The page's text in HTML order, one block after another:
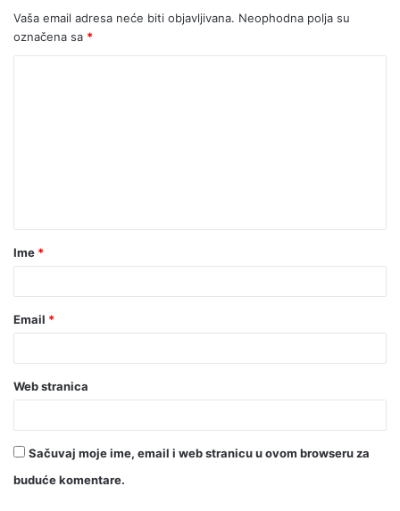
Vaša email adresa neće biti objavljivana. Neophodna polja su
označena sa *
Ime *
Email *
Web stranica
Sačuvaj moje ime, email i web stranicu u ovom browseru za
buduće komentare.